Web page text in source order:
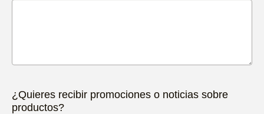
¿Quieres recibir promociones o noticias sobre
productos?